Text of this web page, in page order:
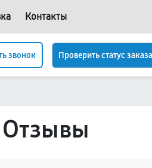
Контакты
звонок Проверить статус заказа
Отзывы